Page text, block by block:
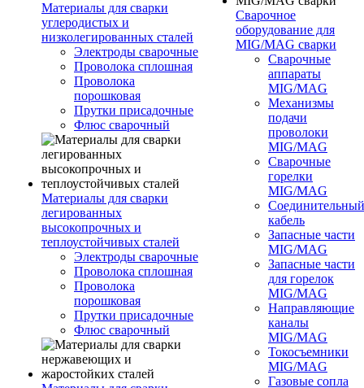
Материалы для сварки
углеродистых и
низколегированных сталей
Электроды сварочные
Проволока сплошная
Проволока
порошковая
Прутки присадочные
Флюс сварочный
Материалы для сварки
легированных
высокопрочных и
теплоустойчивых сталей
Электроды сварочные
Проволока сплошная
Проволока
порошковая
Прутки присадочные
Флюс сварочный
Сварочное
оборудование для
MIG/MAG сварки
Сварочные
аппараты
MIG/MAG
Механизмы
подачи
проволоки
MIG/MAG
Сварочные
горелки
MIG/MAG
Соединительный
кабель
Запасные части
MIG/MAG
Запасные части
для горелок
MIG/MAG
Направляющие
каналы
MIG/MAG
Токосъемники
MIG/MAG
Газовые сопла